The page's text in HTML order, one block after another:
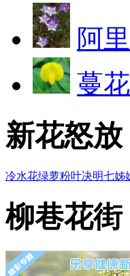
阿
蔓
新花怒放
冷水花绿萝粉叶决明七姊
柳巷花街